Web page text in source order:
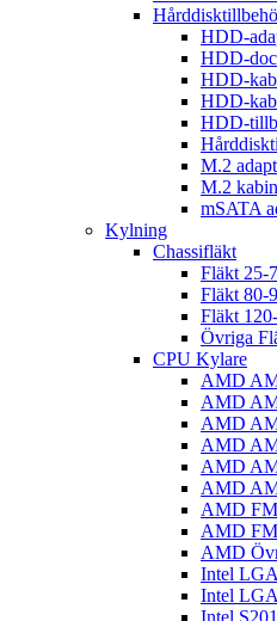
HDD-
HDD-
HDD-
HDD-
HDD-
M.2
M.2
mSATA
Kylning
Chassifläkt
Fläkt 25-
Fläkt 80-
Fläkt
Övriga
CPU Kylare
AMD
AMD
AMD
AMD
AMD
AMD
AMD
AMD
AMD
Intel
Intel
Intel